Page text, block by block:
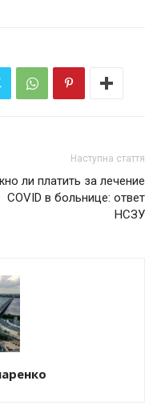
Наступна стаття
ли платить за лечение
COVID в больнице: ответ
НСЗУ